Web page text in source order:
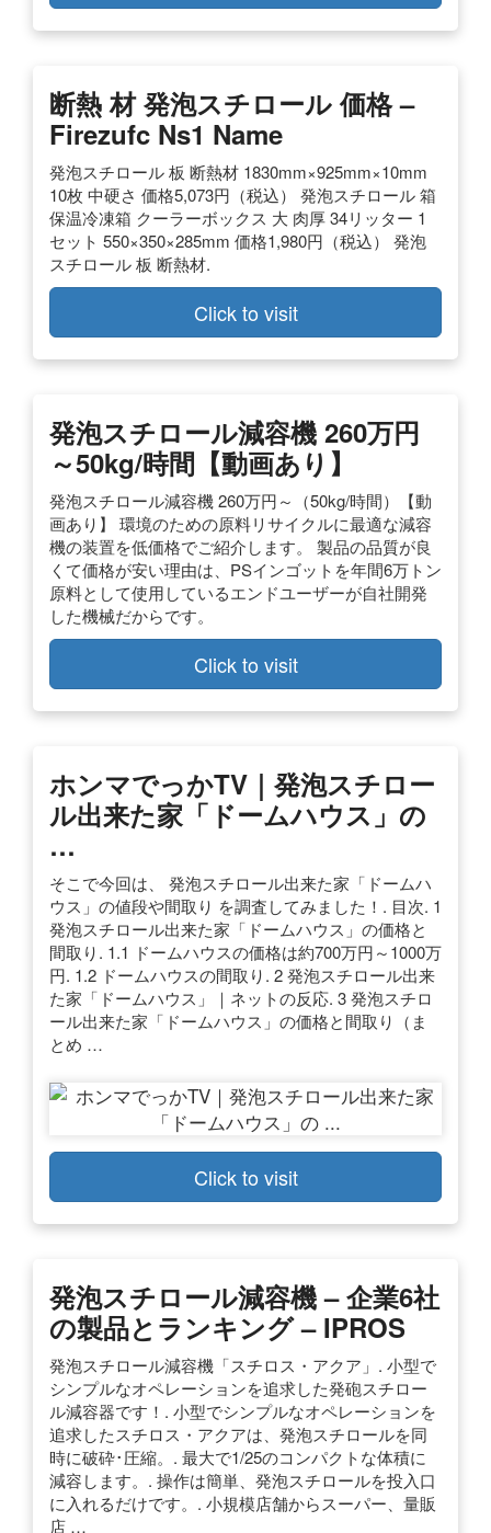
断熱 材 発泡スチロール 価格 –
Firezufc Ns1 Name
発泡スチロール 板 断熱材 1830mm×925mm×10mm
10枚 中硬さ 価格5,073円（税込） 発泡スチロール 箱
保温冷凍箱 クーラーボックス 大 肉厚 34リッター 1
セット 550×350×285mm 価格1,980円（税込） 発泡
スチロール 板 断熱材.
Click to visit
発泡スチロール減容機 260万円
～50kg/時間【動画あり】
発泡スチロール減容機 260万円～（50kg/時間）【動
画あり】 環境のための原料リサイクルに最適な減容
機の装置を低価格でご紹介します。 製品の品質が良
くて価格が安い理由は、PSインゴットを年間6万トン
原料として使用しているエンドユーザーが自社開発
した機械だからです。
Click to visit
ホンマでっかTV｜発泡スチロー
ル出来た家「ドームハウス」の
…
そこで今回は、 発泡スチロール出来た家「ドームハ
ウス」の値段や間取り を調査してみました！. 目次. 1
発泡スチロール出来た家「ドームハウス」の価格と
間取り. 1.1 ドームハウスの価格は約700万円～1000万
円. 1.2 ドームハウスの間取り. 2 発泡スチロール出来
た家「ドームハウス」｜ネットの反応. 3 発泡スチロ
ール出来た家「ドームハウス」の価格と間取り（ま
とめ …
Click to visit
発泡スチロール減容機 – 企業6社
の製品とランキング – IPROS
発泡スチロール減容機「スチロス・アクア」. 小型で
シンプルなオペレーションを追求した発砲スチロー
ル減容器です！. 小型でシンプルなオペレーションを
追求したスチロス・アクアは、発泡スチロールを同
時に破砕･圧縮。. 最大で1/25のコンパクトな体積に
減容します。. 操作は簡単、発泡スチロールを投入口
に入れるだけです。. 小規模店舗からスーパー、量販
店 …